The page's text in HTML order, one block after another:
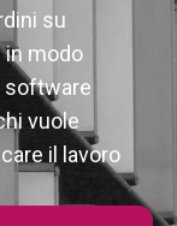
su
in modo
software
vuole
il lavoro